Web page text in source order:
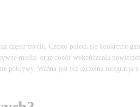
częste mycie. Często poleca się konkretne
media, oraz dobór wykończenia
pokrywy. Ważna jest też szczelna integracja